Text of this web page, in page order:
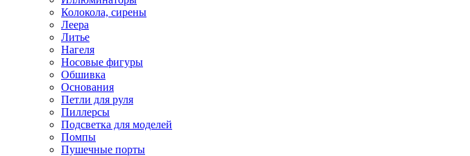
Колокола, сирены
Леера
Литье
Нагеля
Носовые фигуры
Обшивка
Основания
Петли для руля
Пиллерсы
Подсветка для моделей
Помпы
Пушечные порты